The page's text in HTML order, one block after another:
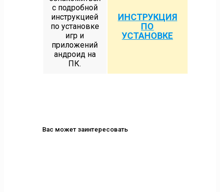
с подробной
инструкцией
по установке
игр и
приложений
андроид на
ПК.
ИНСТРУКЦИЯ
ПО
УСТАНОВКЕ
Вас может заинтересовать